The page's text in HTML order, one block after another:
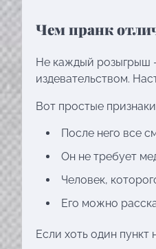
Чем пранк
Не каждый розыгрыш
издевательством.
Вот простые
После него все
Он не требует
Человек,
Его можно
Если хоть один